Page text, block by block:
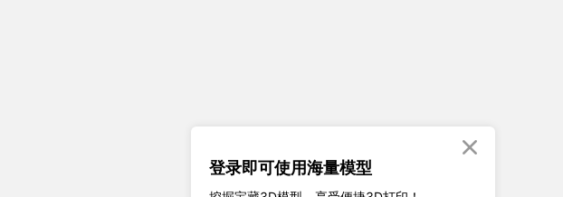
登录即可使用海量模型
